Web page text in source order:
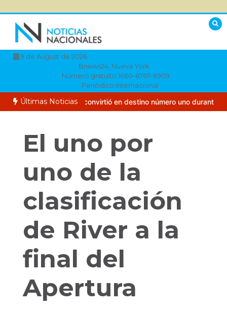
contenido
9 de August de 2026
Bnews24, Nueva York
Número gratuito 1660-6767-8909
Periódico internacional
Últimas Noticias
Buenos Aires se convirtió en destino número uno durante las
El uno por
uno de la
clasificación
de River a la
final del
Apertura